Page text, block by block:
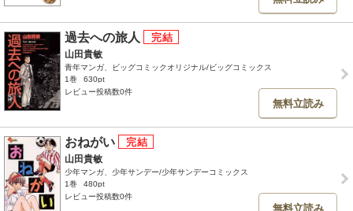
過去への旅人
山田貴敏
青年マンガ、ビッグコミックオリジナル/ビッグコミックス
1巻
630pt
レビュー投稿数0件
無料立読み
おねがい
山田貴敏
少年マンガ、少年サンデー/少年サンデーコミックス
1巻
480pt
レビュー投稿数0件
無料立読み